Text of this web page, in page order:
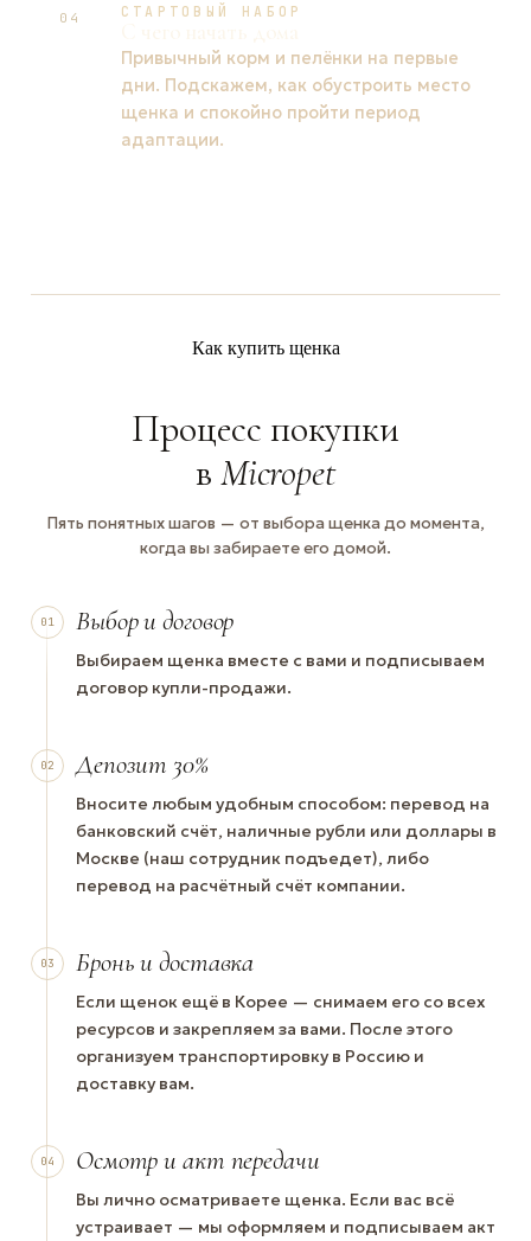
04 СТАРТОВЫЙ НАБОР
Привычный корм и пелёнки на первые
дни. Подскажем, как обустроить место
щенка и спокойно пройти период
адаптации.
Как купить щенка
Процесс покупки
в Micropet
Пять понятных шагов — от выбора щенка до момента,
когда вы забираете его домой.
01 Выбор и договор
Выбираем щенка вместе с вами и подписываем
договор купли-продажи.
02 Депозит 30%
Вносите любым удобным способом: перевод на
банковский счёт, наличные рубли или доллары в
Москве (наш сотрудник подъедет), либо
перевод на расчётный счёт компании.
03 Бронь и доставка
Если щенок ещё в Корее — снимаем его со всех
ресурсов и закрепляем за вами. После этого
организуем транспортировку в Россию и
доставку вам.
04 Осмотр и акт передачи
Вы лично осматриваете щенка. Если вас всё
устраивает — мы оформляем и подписываем акт